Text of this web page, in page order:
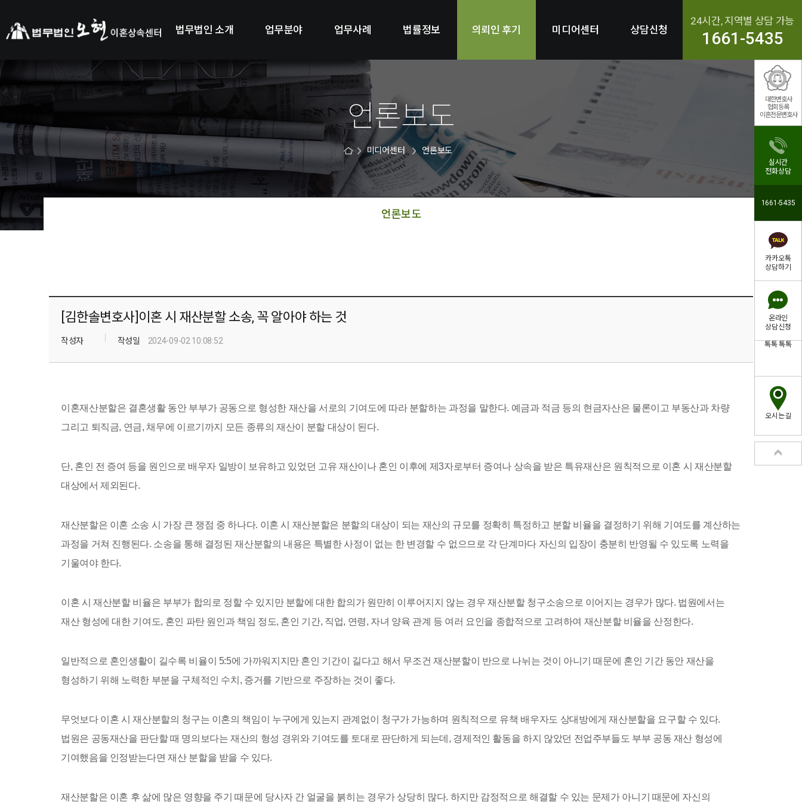
법무법인 소개 업무분야 업무사례 법률정보 의뢰인 후기 미디어센터 상담신청
24시간, 지역별 상담 가능
1661-5435
언론보도
미디어센터 언론보도
언론보도
[김한솔변호사]이혼 시 재산분할 소송, 꼭 알아야 하는 것
작성자 작성일 2024-09-02 10:08:52
이혼재산분할은 결혼생활 동안 부부가 공동으로 형성한 재산을 서로의 기여도에 따라 분할하는 과정을 말한다. 예금과 적금 등의 현금자산은 물론이고 부동산과 차량
그리고 퇴직금, 연금, 채무에 이르기까지 모든 종류의 재산이 분할 대상이 된다.
단, 혼인 전 증여 등을 원인으로 배우자 일방이 보유하고 있었던 고유 재산이나 혼인 이후에 제3자로부터 증여나 상속을 받은 특유재산은 원칙적으로 이혼 시 재산분할
대상에서 제외된다.
재산분할은 이혼 소송 시 가장 큰 쟁점 중 하나다. 이혼 시 재산분할은 분할의 대상이 되는 재산의 규모를 정확히 특정하고 분할 비율을 결정하기 위해 기여도를 계산하는
과정을 거쳐 진행된다. 소송을 통해 결정된 재산분할의 내용은 특별한 사정이 없는 한 변경할 수 없으므로 각 단계마다 자신의 입장이 충분히 반영될 수 있도록 노력을
기울여야 한다.
이혼 시 재산분할 비율은 부부가 합의로 정할 수 있지만 분할에 대한 합의가 원만히 이루어지지 않는 경우 재산분할 청구소송으로 이어지는 경우가 많다. 법원에서는
재산 형성에 대한 기여도, 혼인 파탄 원인과 책임 정도, 혼인 기간, 직업, 연령, 자녀 양육 관계 등 여러 요인을 종합적으로 고려하여 재산분할 비율을 산정한다.
일반적으로 혼인생활이 길수록 비율이 5:5에 가까워지지만 혼인 기간이 길다고 해서 무조건 재산분할이 반으로 나뉘는 것이 아니기 때문에 혼인 기간 동안 재산을
형성하기 위해 노력한 부분을 구체적인 수치, 증거를 기반으로 주장하는 것이 좋다.
무엇보다 이혼 시 재산분할의 청구는 이혼의 책임이 누구에게 있는지 관계없이 청구가 가능하며 원칙적으로 유책 배우자도 상대방에게 재산분할을 요구할 수 있다.
법원은 공동재산을 판단할 때 명의보다는 재산의 형성 경위와 기여도를 토대로 판단하게 되는데, 경제적인 활동을 하지 않았던 전업주부들도 부부 공동 재산 형성에
기여했음을 인정받는다면 재산 분할을 받을 수 있다.
재산분할은 이혼 후 삶에 많은 영향을 주기 때문에 당사자 간 얼굴을 붉히는 경우가 상당히 많다. 하지만 감정적으로 해결할 수 있는 문제가 아니기 때문에 자신의
대한변호사
협회등록
이혼전문변호사
실시간
전화상담
1661-5435
카카오톡
상담하기
온라인
상담신청
톡톡톡톡
오시는길